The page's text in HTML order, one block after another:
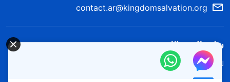
contact.ar@kingdomsalvation.org
نزل ملكوت الله.
لقد نزلت المملكة بالفعل إلى الأرض! هل تريد دخوله؟